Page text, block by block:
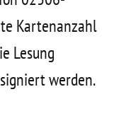
Kartenanzahl
Lesung
werden.